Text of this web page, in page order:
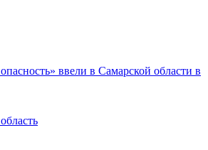
ввели в Самарской области в